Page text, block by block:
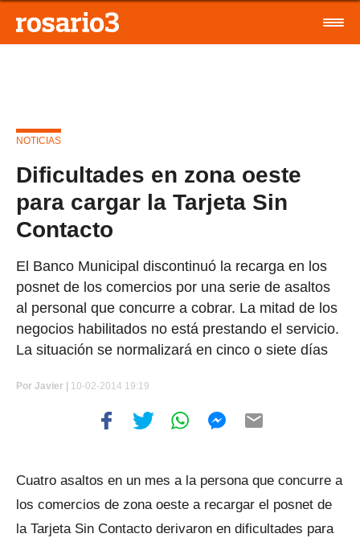
NOTICIAS
Dificultades en zona oeste
para cargar la Tarjeta Sin
Contacto
El Banco Municipal discontinuó la recarga en los
posnet de los comercios por una serie de asaltos
al personal que concurre a cobrar. La mitad de los
negocios habilitados no está prestando el servicio.
La situación se normalizará en cinco o siete días
Por Javier | 10-02-2014 19:19
Cuatro asaltos en un mes a la persona que concurre a
los comercios de zona oeste a recargar el posnet de
la Tarjeta Sin Contacto derivaron en dificultades para